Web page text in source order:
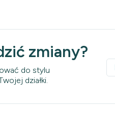
zmiany?
do stylu
działki.